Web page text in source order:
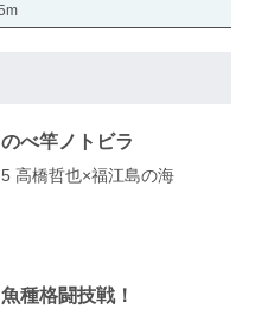
のべ竿ノトビラ
5 高橋哲也×福江島の海
魚種格闘技戦！